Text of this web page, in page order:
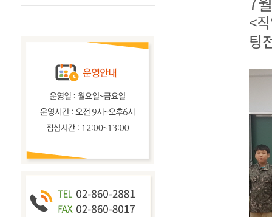
<
팅